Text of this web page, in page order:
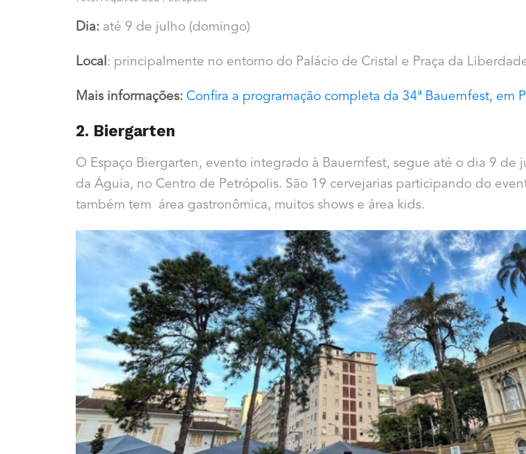
Dia: até 9 de julho (domingo)
Local: principalmente no entorno do Palácio de Cristal e Praça da
Mais informações: Confira a programação completa da 34ª Bauernfest, em
2. Biergarten
O Espaço Biergarten, evento integrado à Bauernfest, segue até o dia 9 de
da Águia, no Centro de Petrópolis. São 19 cervejarias participando do
também tem área gastronômica, muitos shows e área kids.